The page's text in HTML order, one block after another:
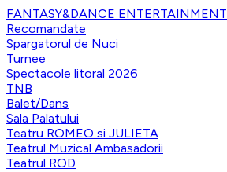
FANTASY&DANCE ENTERTAINMENT
Recomandate
Spargatorul de Nuci
Turnee
Spectacole litoral 2026
TNB
Balet/Dans
Sala Palatului
Teatru ROMEO si JULIETA
Teatrul Muzical Ambasadorii
Teatrul ROD